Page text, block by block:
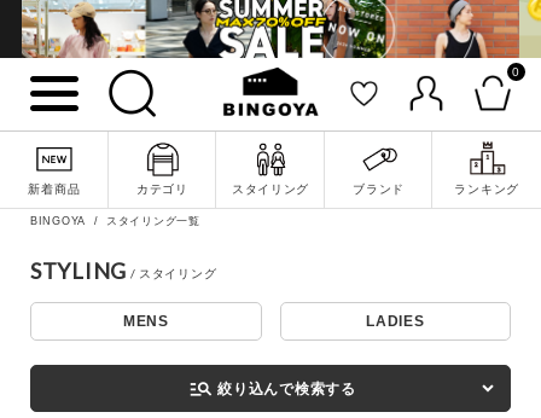
0
新着商品 カテゴリ スタイリング ブランド ランキング
詳細検索
キーワード
BINGOYA スタイリング一覧
STYLING
MENS LADIES
manage_search 絞り込んで検索する